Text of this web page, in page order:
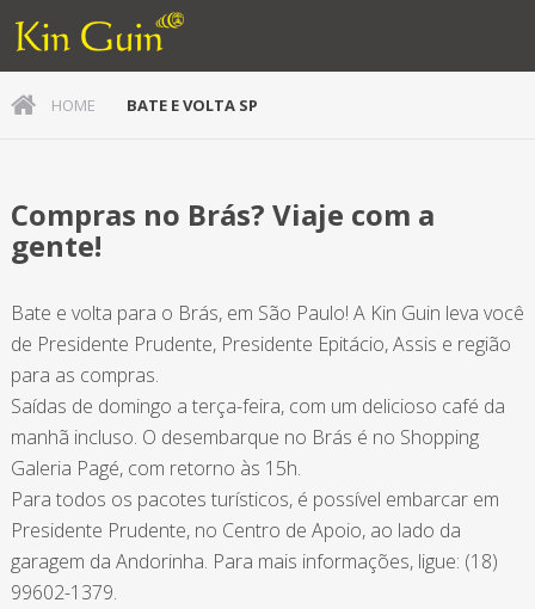
Bate e Volta SP - Kinguin S.A
HOME BATE E VOLTA SP
Compras no Brás? Viaje com a
gente!
Bate e volta para o Brás, em São Paulo! A Kin Guin leva você
de Presidente Prudente, Presidente Epitácio, Assis e região
para as compras.
Saídas de domingo a terça-feira, com um delicioso café da
manhã incluso. O desembarque no Brás é no Shopping
Galeria Pagé, com retorno às 15h.
Para todos os pacotes turísticos, é possível embarcar em
Presidente Prudente, no Centro de Apoio, ao lado da
garagem da Andorinha. Para mais informações, ligue: (18)
99602-1379.